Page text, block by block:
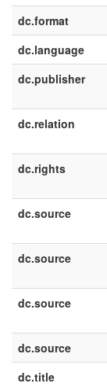
dc.format
dc.language
dc.publisher
dc.relation
dc.rights
dc.source
dc.source
dc.source
dc.source
dc.title